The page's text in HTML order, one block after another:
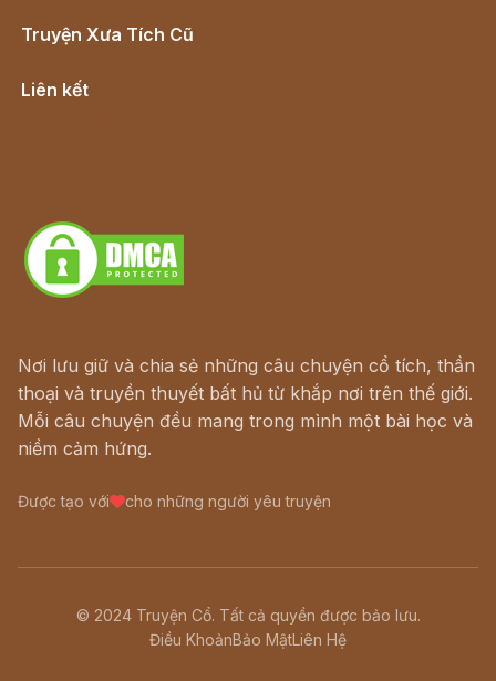
Truyện Xưa Tích Cũ
Liên kết
Nơi lưu giữ và chia sẻ những câu chuyện cổ tích, thần
thoại và truyền thuyết bất hủ từ khắp nơi trên thế giới.
Mỗi câu chuyện đều mang trong mình một bài học và
niềm cảm hứng.
Được tạo với cho những người yêu truyện
© 2024 Truyện Cổ. Tất cả quyền được bảo lưu.
Điều KhoảnBảo MậtLiên Hệ